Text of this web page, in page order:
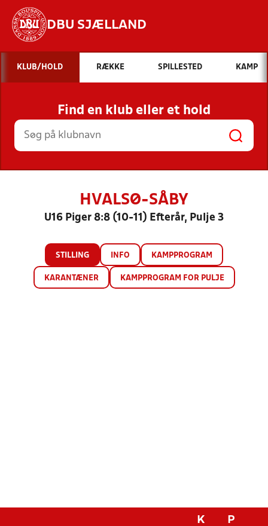
DBU SJÆLLAND
Hvad vil du søge efter?
INDHOLD OG NYHEDER
STILLINGER, RESULTATER, KLUBBER OG
HOLD
KLUB/HOLD RÆKKE SPILLESTED KAMP
Find en klub eller et hold
HVALSØ-SÅBY
U16 Piger 8:8 (10-11) Efterår, Pulje 3
STILLING INFO KAMPPROGRAM
KARANTÆNER KAMPPROGRAM FOR PULJE
K P